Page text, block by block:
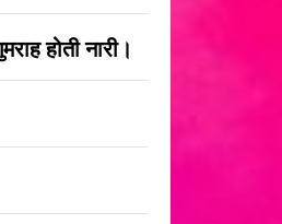
होती नारी।